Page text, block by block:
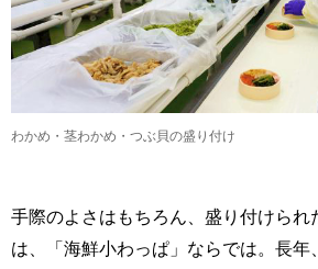
わかめ・茎わかめ・つぶ貝の盛り付け
手際のよさはもちろん、盛り付けられ
は、「海鮮小わっぱ」ならでは。長年